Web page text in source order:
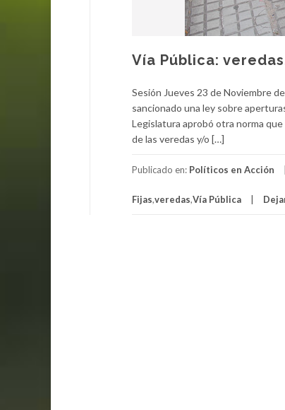
Vía Pública:
Sesión Jueves 23 de Noviembre
sancionado una ley sobre
Legislatura aprobó otra norma
de las veredas y/o […]
Publicado en: Políticos en Acción
Fijas,veredas,Vía Pública